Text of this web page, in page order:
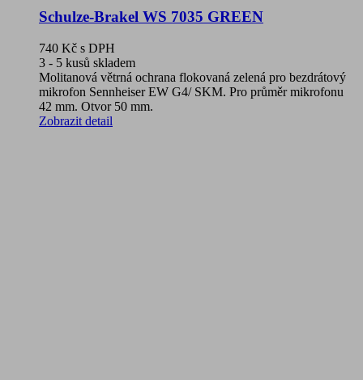
Schulze-Brakel WS 7035 GREEN
740 Kč s DPH
3 - 5 kusů skladem
Molitanová větrná ochrana flokovaná zelená pro bezdrátový
mikrofon Sennheiser EW G4/ SKM. Pro průměr mikrofonu
42 mm. Otvor 50 mm.
Zobrazit detail